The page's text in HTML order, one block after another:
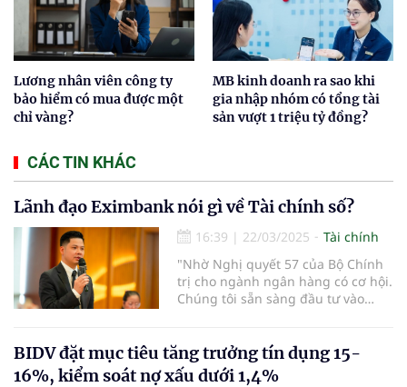
Lương nhân viên công ty
bảo hiểm có mua được một
chỉ vàng?
MB kinh doanh ra sao khi
gia nhập nhóm có tổng tài
sản vượt 1 triệu tỷ đồng?
CÁC TIN KHÁC
Lãnh đạo Eximbank nói gì về Tài chính số?
16:39 | 22/03/2025
Tài chính
"Nhờ Nghị quyết 57 của Bộ Chính
trị cho ngành ngân hàng có cơ hội.
Chúng tôi sẵn sàng đầu tư vào
thành viên HĐQT Ngân hàng TMCP
Eximbank nhấn mạnh.
BIDV đặt mục tiêu tăng trưởng tín dụng 15-
16%, kiểm soát nợ xấu dưới 1,4%